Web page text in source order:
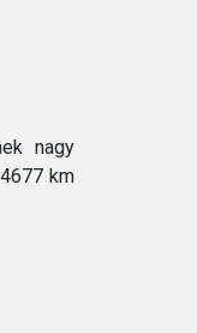
nagy
km